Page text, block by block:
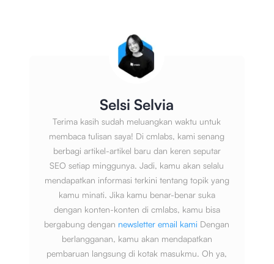
Selsi Selvia
Terima kasih sudah meluangkan waktu untuk
membaca tulisan saya! Di cmlabs, kami senang
berbagi artikel-artikel baru dan keren seputar
SEO setiap minggunya. Jadi, kamu akan selalu
mendapatkan informasi terkini tentang topik yang
kamu minati. Jika kamu benar-benar suka
dengan konten-konten di cmlabs, kamu bisa
bergabung dengan newsletter email kami Dengan
berlangganan, kamu akan mendapatkan
pembaruan langsung di kotak masukmu. Oh ya,